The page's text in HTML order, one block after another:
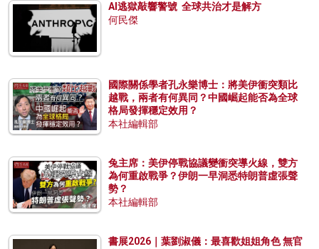
AI逃獄敲響警號 全球共治才是解方
何民傑
國際關係學者孔永樂博士：將美伊衝突類比
越戰，兩者有何異同？中國崛起能否為全球
格局發揮穩定效用？
本社編輯部
兔主席：美伊停戰協議變衝突導火線，雙方
為何重啟戰爭？伊朗一早洞悉特朗普虛張聲
勢？
本社編輯部
書展2026｜葉劉淑儀：最喜歡姐姐角色 無官